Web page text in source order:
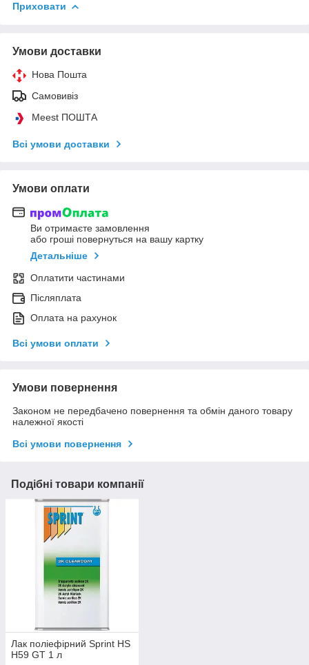
Приховати
Умови доставки
Нова Пошта
Самовивіз
Meest ПОШТА
Всі умови доставки
Умови оплати
Ви отримаєте замовлення
або гроші повернуться на вашу картку
Детальніше
Оплатити частинами
Післяплата
Оплата на рахунок
Всі умови оплати
Умови повернення
Законом не передбачено повернення та обмін даного товару
належної якості
Всі умови повернення
Подібні товари компанії
Лак поліефірний Sprint HS
H59 GT 1 л